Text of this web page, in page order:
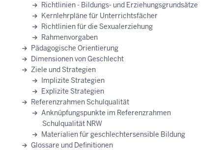
Richtlinien - Bildungs- und Erziehungsgrundsätze
Kernlehrpläne für Unterrichtsfächer
Richtlinien für die Sexualerziehung
Rahmenvorgaben
Pädagogische Orientierung
Dimensionen von Geschlecht
Ziele und Strategien
Implizite Strategien
Explizite Strategien
Referenzrahmen Schulqualität
Anknüpfungspunkte im Referenzrahmen
Schulqualität NRW
Materialien für geschlechtersensible Bildung
Glossare und Definitionen